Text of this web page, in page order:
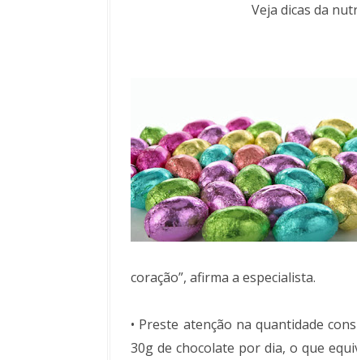
Veja dicas da
coração”, afirma a especialista.
• Preste atenção na quantidade
30g de chocolate por dia, o que